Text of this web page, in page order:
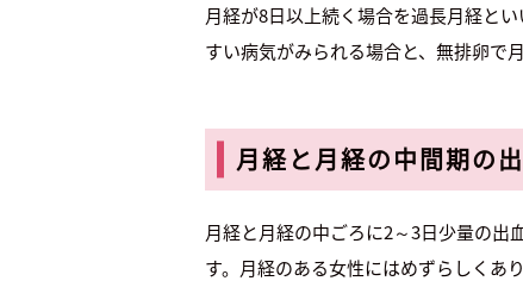
月経が8日以上続く場合を過長月経と
すい病気がみられる場合と、無排卵で
月経と月経の中間期の
月経と月経の中ごろに2～3日少量の
す。月経のある女性にはめずらしくあり